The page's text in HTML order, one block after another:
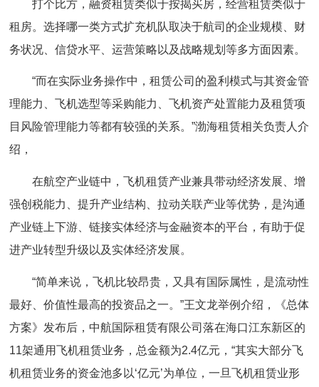
打个比方，融资租赁类似于按揭买房，经营租赁类似于
租房。选择哪一类方式扩充机队取决于航司的企业规模、财
务状况、信贷水平、运营策略以及战略规划等多方面因素。
“而在实际业务操作中，租赁公司的盈利模式与其资金管
理能力、飞机选型等采购能力、飞机资产处置能力及租赁项
目风险管理能力等都有较强的关系。”渤海租赁相关负责人介
绍，
在航空产业链中，飞机租赁产业兼具带动经济发展、增
强创税能力、提升产业结构、拉动关联产业等优势，是沟通
产业链上下游、链接实体经济与金融资本的平台，有助于促
进产业转型升级以及实体经济发展。
“简单来说，飞机比较昂贵，又具有国际属性，是流动性
最好、价值性最高的投资品之一。”王文龙举例介绍，《总体
方案》发布后，中航国际租赁有限公司落在海口江东新区的
11架通用飞机租赁业务，总金额为2.4亿元，“其实大部分飞
机租赁业务的资金池多以‘亿元’为单位，一旦飞机租赁业形